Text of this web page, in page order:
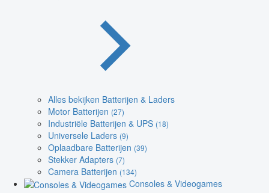
Alles bekijken Batterijen & Laders
Motor Batterijen (27)
Industriële Batterijen & UPS (18)
Universele Laders (9)
Oplaadbare Batterijen (39)
Stekker Adapters (7)
Camera Batterijen (134)
Consoles & Videogames